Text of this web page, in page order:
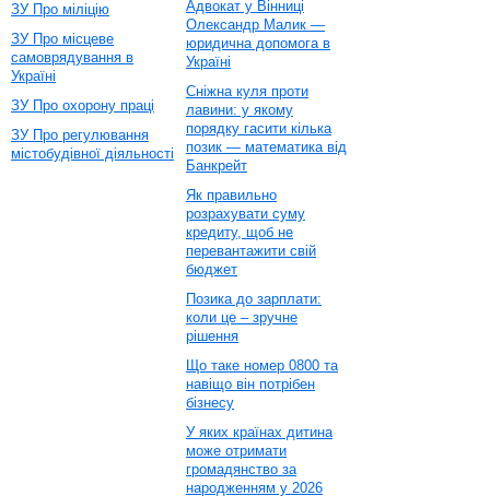
ЗУ Про міліцію
ЗУ Про місцеве
самоврядування в
Україні
ЗУ Про охорону праці
ЗУ Про регулювання
містобудівної діяльності
Адвокат у Вінниці
Олександр Малик —
юридична допомога в
Україні
Сніжна куля проти
лавини: у якому
порядку гасити кілька
позик — математика від
Банкрейт
Як правильно
розрахувати суму
кредиту, щоб не
перевантажити свій
бюджет
Позика до зарплати:
коли це – зручне
рішення
Що таке номер 0800 та
навіщо він потрібен
бізнесу
У яких країнах дитина
може отримати
громадянство за
народженням у 2026